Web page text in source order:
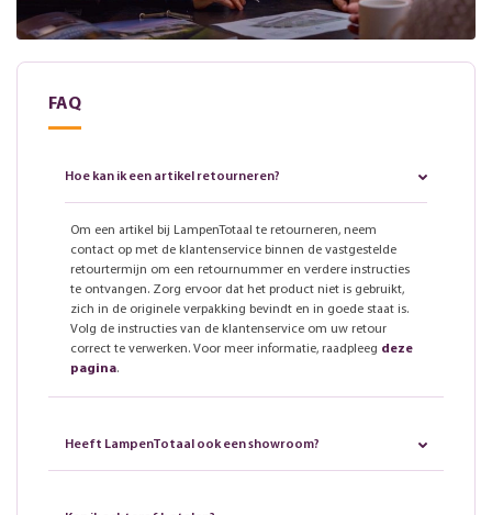
FAQ
Hoe kan ik een artikel retourneren?
Om een artikel bij LampenTotaal te retourneren, neem
contact op met de klantenservice binnen de vastgestelde
retourtermijn om een retournummer en verdere instructies
te ontvangen. Zorg ervoor dat het product niet is gebruikt,
zich in de originele verpakking bevindt en in goede staat is.
Volg de instructies van de klantenservice om uw retour
correct te verwerken. Voor meer informatie, raadpleeg deze
pagina.
Heeft LampenTotaal ook een showroom?